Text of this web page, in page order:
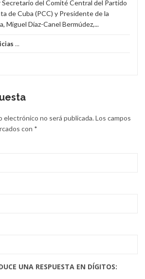
Secretario del Comité Central del Partido
de Cuba (PCC) y Presidente de la
Miguel Díaz-Canel Bermúdez,...
...
electrónico no será publicada.Los campos
con *
UNA RESPUESTA EN DÍGITOS: